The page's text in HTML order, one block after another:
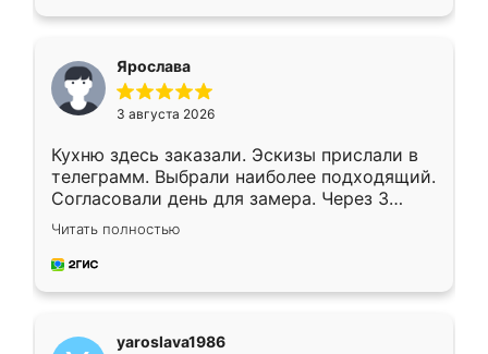
Ярослава
3 августа 2026
Кухню здесь заказали. Эскизы прислали в
телеграмм. Выбрали наиболее подходящий.
Согласовали день для замера. Через 3
недели кухня была уже готова. Остались
довольны работой. Спасибо Ренессанс
мебель за качественную работу!
Читать полностью
yaroslava1986